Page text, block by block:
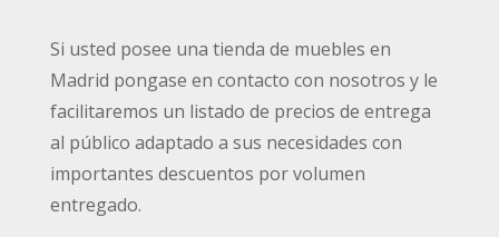
Si usted posee una tienda de muebles en
Madrid pongase en contacto con nosotros y le
facilitaremos un listado de precios de entrega
al público adaptado a sus necesidades con
importantes descuentos por volumen
entregado.